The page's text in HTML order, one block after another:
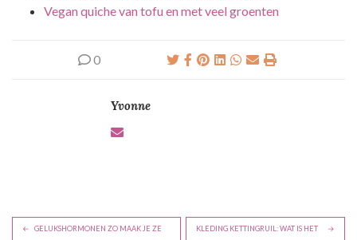
Vegan quiche van tofu en met veel groenten
0
Yvonne
B
GELUKSHORMONEN ZO MAAK JE ZE KLEDING KETTINGRUIL: WAT IS HET